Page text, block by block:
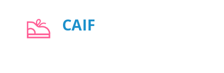
CAIF